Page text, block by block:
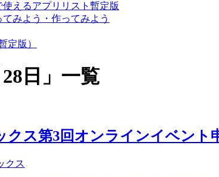
えるアプリリスト暫定版
みよう・作ってみよう
定版）
日 」 一覧
ス第3回オンラインイベント
クス